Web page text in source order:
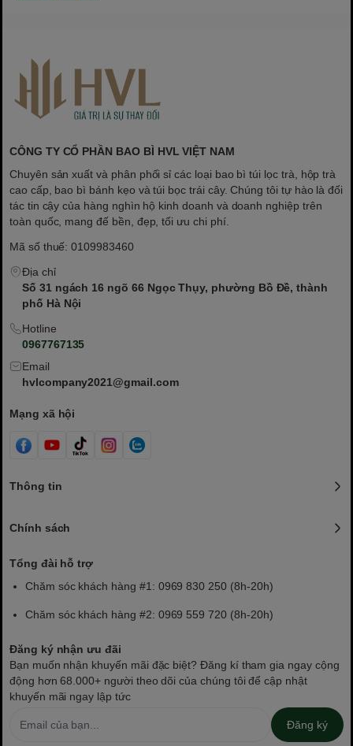
CÔNG TY CỔ PHẦN BAO BÌ HVL VIỆT NAM
Chuyên sản xuất và phân phối sỉ các loại bao bì túi lọc trà, hộp trà
cao cấp, bao bì bánh kẹo và túi bọc trái cây. Chúng tôi tự hào là đối
tác tin cậy của hàng nghìn hộ kinh doanh và doanh nghiệp trên
toàn quốc, mang đế bền, đẹp, tối ưu chi phí.
Mã số thuế: 0109983460
Địa chỉ
Số 31 ngách 16 ngõ 66 Ngọc Thụy, phường Bồ Đề, thành
phố Hà Nội
Hotline
0967767135
Email
hvlcompany2021@gmail.com
Mạng xã hội
Thông tin
Chính sách
Tổng đài hỗ trợ
Chăm sóc khách hàng #1: 0969 830 250 (8h-20h)
Chăm sóc khách hàng #2: 0969 559 720 (8h-20h)
Đăng ký nhận ưu đãi
Bạn muốn nhận khuyến mãi đặc biệt? Đăng kí tham gia ngay cộng
động hơn 68.000+ người theo dõi của chúng tôi để cập nhật
khuyến mãi ngay lập tức
Đăng ký